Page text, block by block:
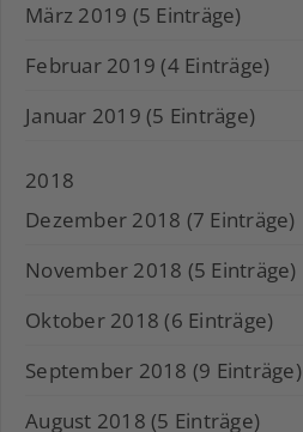
März 2019 (5 Einträge)
Februar 2019 (4 Einträge)
Januar 2019 (5 Einträge)
2018
Dezember 2018 (7 Einträge)
November 2018 (5 Einträge)
Oktober 2018 (6 Einträge)
September 2018 (9 Einträge)
August 2018 (5 Einträge)